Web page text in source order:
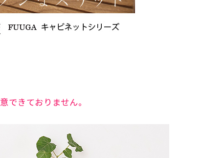
きておりません。